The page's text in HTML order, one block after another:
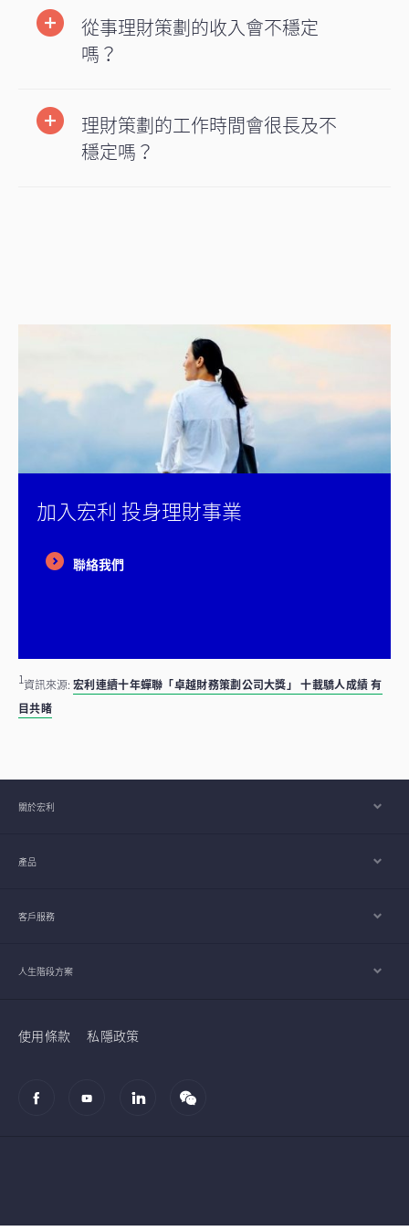
從事理財策劃的收入會不穩定
嗎？
理財策劃的工作時間會很長及不
穩定嗎？
加入宏利 投身理財事業
聯絡我們
1資訊來源: 宏利連續十年蟬聯「卓越財務策劃公司大獎」 十載驕人成績 有
目共睹
關於宏利
產品
客戶服務
人生階段方案
使用條款 私隱政策